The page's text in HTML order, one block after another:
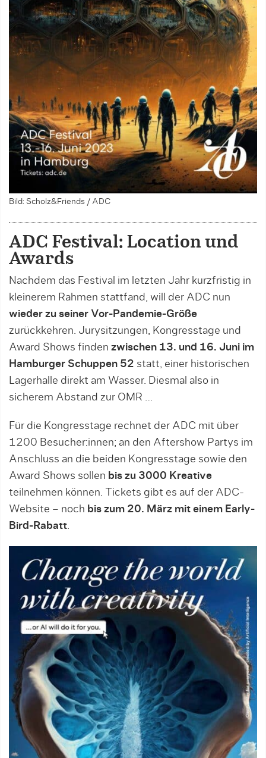
Bild: Scholz&Friends / ADC
ADC Festival: Location und
Awards
Nachdem das Festival im letzten Jahr kurzfristig in
kleinerem Rahmen stattfand, will der ADC nun
wieder zu seiner Vor-Pandemie-Größe
zurückkehren. Jurysitzungen, Kongresstage und
Award Shows finden zwischen 13. und 16. Juni im
Hamburger Schuppen 52 statt, einer historischen
Lagerhalle direkt am Wasser. Diesmal also in
sicherem Abstand zur OMR …
Für die Kongresstage rechnet der ADC mit über
1200 Besucher:innen; an den Aftershow Partys im
Anschluss an die beiden Kongresstage sowie den
Award Shows sollen bis zu 3000 Kreative
teilnehmen können. Tickets gibt es auf der ADC-
Website – noch bis zum 20. März mit einem Early-
Bird-Rabatt.